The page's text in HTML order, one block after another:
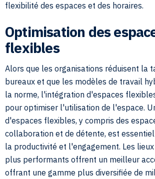
flexibilité des espaces et des horaires.
Optimisation des
flexibles
Alors que les organisations réduisent la
bureaux et que les modèles de travail
la norme, l'intégration d'espaces
pour optimiser l'utilisation de l'espace.
d'espaces flexibles, y compris des
collaboration et de détente, est
la productivité et l'engagement. Les
plus performants offrent un meilleur
offrant une gamme plus diversifiée de